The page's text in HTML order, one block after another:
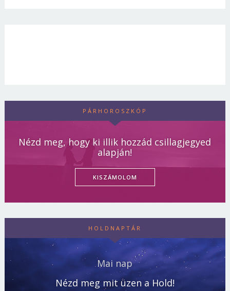
PÁRHOROSZKÓP
Nézd meg, hogy ki illik hozzád csillagjegyed
alapján!
KISZÁMOLOM
HOLDNAPTÁR
Mai nap
Nézd meg mit üzen a Hold!